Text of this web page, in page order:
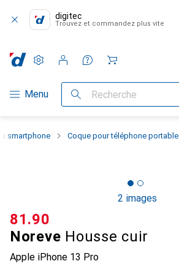
digitec
Trouvez et commandez plus vite
Navigation par catégorie
Menu Recherche
Paramètres
Compte client
Listes de comparaison
Listes d'envies
Panier
smartphone Coque pour téléphone portable
2 images
Noreve Housse cuir
Apple iPhone 13 Pro
CHF
81.90